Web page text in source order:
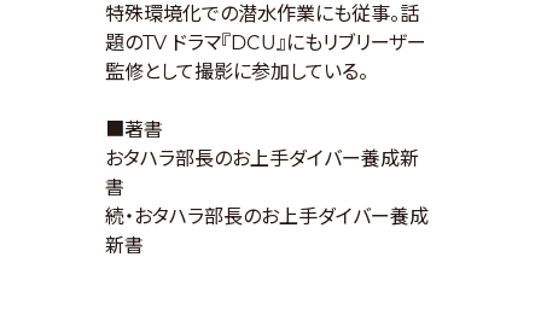
特殊環境化での潜水作業にも従事。話
題のTV ドラマ『DCU』にもリブリーザー
監修として撮影に参加している。
■著書
おタハラ部長のお上手ダイバー養成新
書
続・おタハラ部長のお上手ダイバー養成
新書